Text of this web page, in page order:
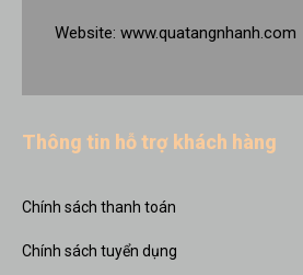
Website: www.quatangnhanh.com
Thông tin hỗ trợ khách hàng
Chính sách thanh toán
Chính sách tuyển dụng